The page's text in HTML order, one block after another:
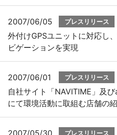
2007/06/05 プレスリリース
外付けGPSユニットに対応し
ビゲーションを実現
2007/06/01 プレスリリース
自社サイト「NAVITIME」及び
にて環境活動に取組む店舗の
2007/05/30 プレスリリース